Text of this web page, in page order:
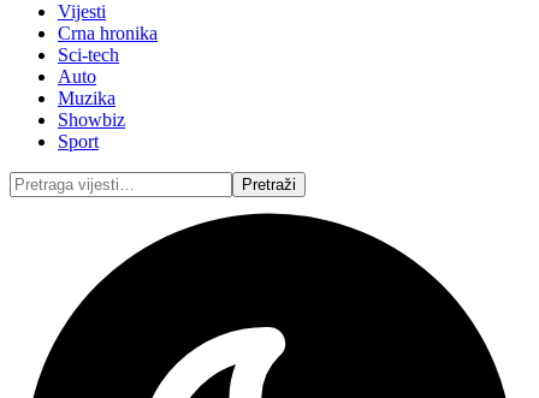
Vijesti
Crna hronika
Sci-tech
Auto
Muzika
Showbiz
Sport